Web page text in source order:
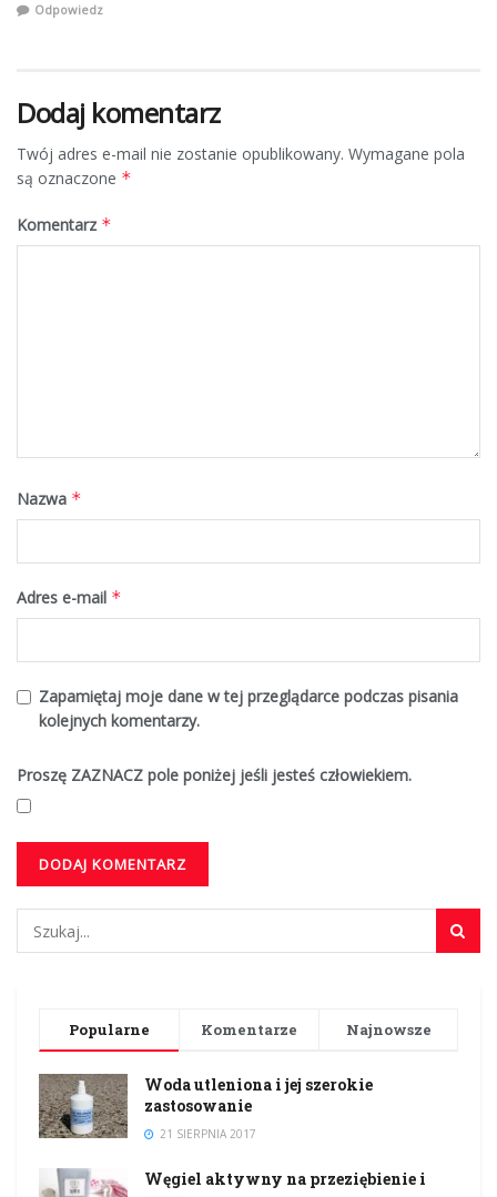
Odpowiedz
Dodaj komentarz
Twój adres e-mail nie zostanie opublikowany. Wymagane pola
są oznaczone *
Komentarz *
Nazwa *
Adres e-mail *
Zapamiętaj moje dane w tej przeglądarce podczas pisania
kolejnych komentarzy.
Proszę ZAZNACZ pole poniżej jeśli jesteś człowiekiem.
Popularne Komentarze Najnowsze
Woda utleniona i jej szerokie
zastosowanie
21 SIERPNIA 2017
Węgiel aktywny na przeziębienie i